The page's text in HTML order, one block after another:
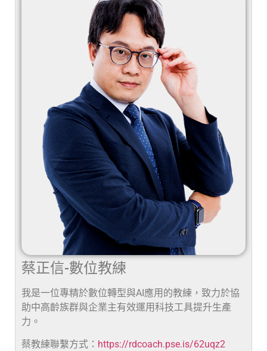
蔡正信-數位教練
我是一位專精於數位轉型與AI應用的教練，致力於協
助中高齡族群與企業主有效運用科技工具提升生產
力。
蔡教練聯繫方式： https://rdcoach.pse.is/62uqz2